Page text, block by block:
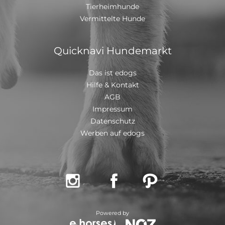
Tierheimhunde
Vermittelte Hunde
Quicknavi Hundemarkt
Das ist edogs
Hilfe & Kontakt
AGB
Impressum
Datenschutz
Werben auf edogs
  
Powered by